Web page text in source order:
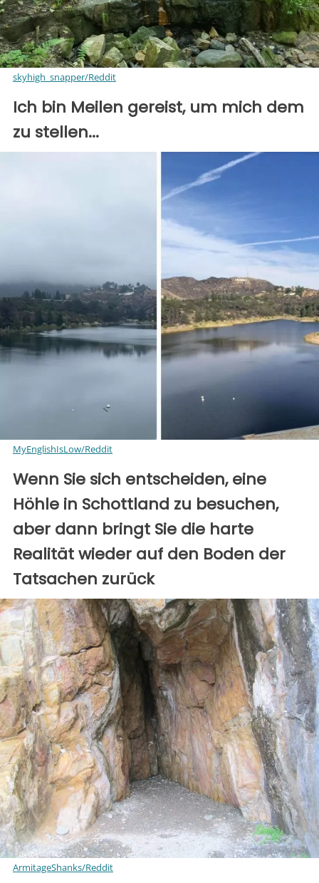
skyhigh_snapper/Reddit
Ich bin Meilen gereist, um mich dem
zu stellen...
MyEnglishIsLow/Reddit
Wenn Sie sich entscheiden, eine
Höhle in Schottland zu besuchen,
aber dann bringt Sie die harte
Realität wieder auf den Boden der
Tatsachen zurück
ArmitageShanks/Reddit